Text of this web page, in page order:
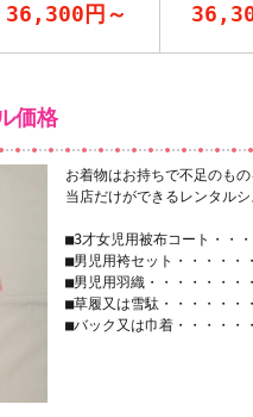
36,300円～
価格
お着物はお持ちで不足のも
当店だけができるレンタル
■3才女児用被布コート・・
■男児用袴セット・・・・
■男児用羽織・・・・・・
■草履又は雪駄・・・・・
■バック又は巾着・・・・・